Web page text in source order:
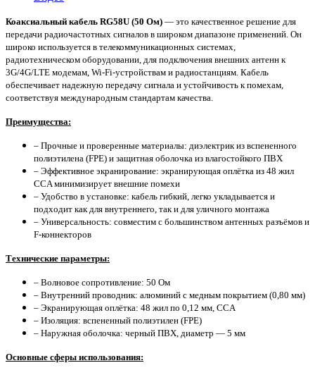
Коаксиальный кабель RG58U (50 Ом) — это качественное решение для
передачи радиочастотных сигналов в широком диапазоне применений. Он
широко используется в телекоммуникационных системах,
радиотехническом оборудовании, для подключения внешних антенн к
3G/4G/LTE модемам, Wi-Fi-устройствам и радиостанциям. Кабель
обеспечивает надежную передачу сигнала и устойчивость к помехам,
соответствуя международным стандартам качества.
Преимущества:
– Прочные и проверенные материалы: диэлектрик из вспененного
полиэтилена (FPE) и защитная оболочка из влагостойкого ПВХ
– Эффективное экранирование: экранирующая оплётка из 48 жил
CCA минимизирует внешние помехи
– Удобство в установке: кабель гибкий, легко укладывается и
подходит как для внутреннего, так и для уличного монтажа
– Универсальность: совместим с большинством антенных разъёмов и
F-коннекторов
Технические параметры:
– Волновое сопротивление: 50 Ом
– Внутренний проводник: алюминий с медным покрытием (0,80 мм)
– Экранирующая оплётка: 48 жил по 0,12 мм, CCA
– Изоляция: вспененный полиэтилен (FPE)
– Наружная оболочка: черный ПВХ, диаметр — 5 мм
Основные сферы использования: